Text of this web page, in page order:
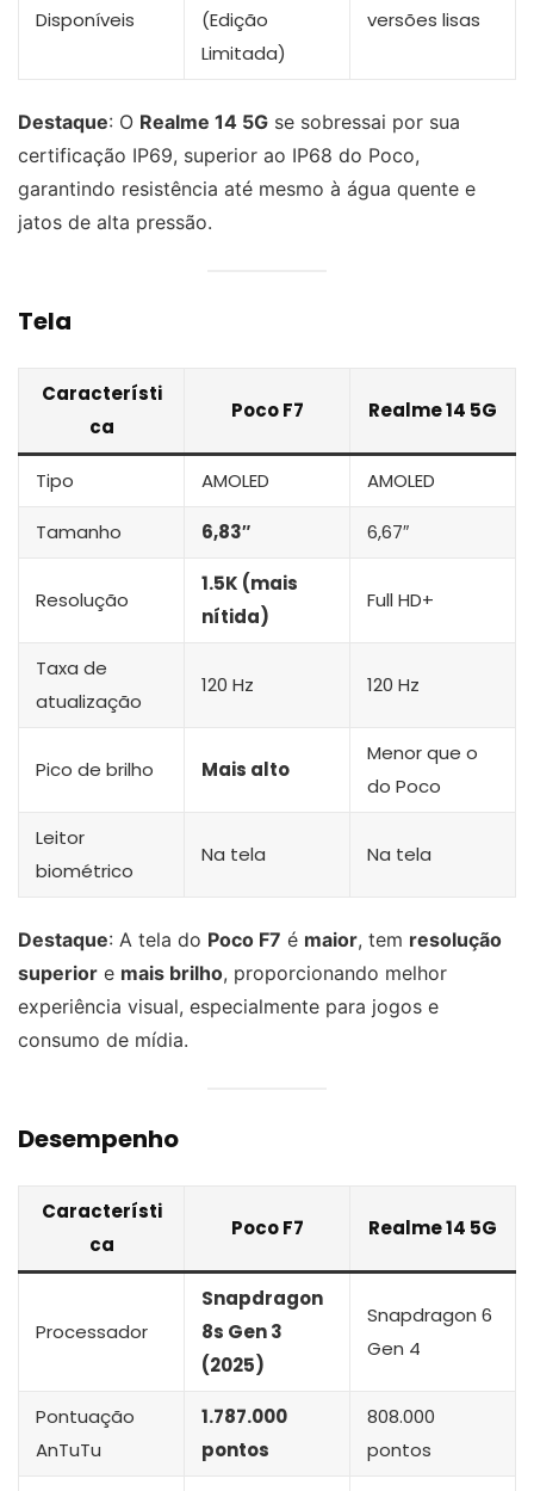
Disponíveis
(Edição
Limitada)
versões lisas
Destaque: O Realme 14 5G se sobressai por sua
certificação IP69, superior ao IP68 do Poco,
garantindo resistência até mesmo à água quente e
jatos de alta pressão.
Tela
Característi
ca
Poco F7 Realme 14 5G
Tipo AMOLED AMOLED
Tamanho 6,83″ 6,67″
Resolução
1.5K (mais
nítida)
Full HD+
Taxa de
atualização
120 Hz 120 Hz
Pico de brilho Mais alto
Menor que o
do Poco
Leitor
biométrico
Na tela Na tela
Destaque: A tela do Poco F7 é maior, tem resolução
superior e mais brilho, proporcionando melhor
experiência visual, especialmente para jogos e
consumo de mídia.
Desempenho
Característi
ca
Poco F7 Realme 14 5G
Processador
Snapdragon
8s Gen 3
(2025)
Snapdragon 6
Gen 4
Pontuação
AnTuTu
1.787.000
pontos
808.000
pontos